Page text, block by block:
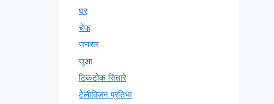
घर
चेफ
जनरल
जुआ
टिकटोक सितारे
टेलीविजन प्रतिभा